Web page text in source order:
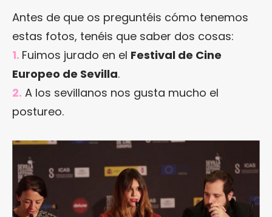
Antes de que os preguntéis cómo tenemos
estas fotos, tenéis que saber dos cosas:
1. Fuimos jurado en el Festival de Cine
Europeo de Sevilla.
2. A los sevillanos nos gusta mucho el
postureo.